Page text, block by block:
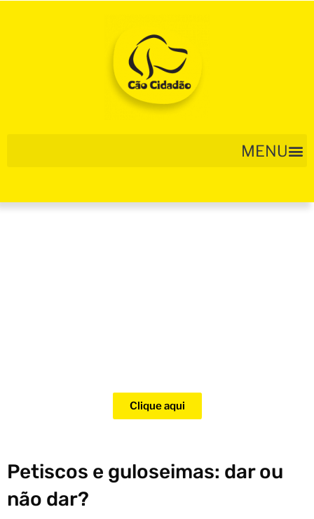
Clique aqui
Petiscos e guloseimas: dar ou
não dar?